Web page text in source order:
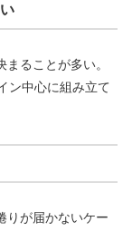
ることが多い。
ン中心に組み立て
りが届かないケー